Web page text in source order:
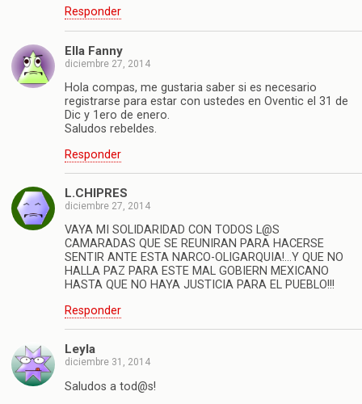
Responder
Ella Fanny
diciembre 27, 2014
Hola compas, me gustaria saber si es necesario
registrarse para estar con ustedes en Oventic el 31 de
Dic y 1ero de enero.
Saludos rebeldes.
Responder
L.CHIPRES
diciembre 27, 2014
VAYA MI SOLIDARIDAD CON TODOS L@S
CAMARADAS QUE SE REUNIRAN PARA HACERSE
SENTIR ANTE ESTA NARCO-OLIGARQUIA!…Y QUE NO
HALLA PAZ PARA ESTE MAL GOBIERN MEXICANO
HASTA QUE NO HAYA JUSTICIA PARA EL PUEBLO!!!
Responder
Leyla
diciembre 31, 2014
Saludos a tod@s!